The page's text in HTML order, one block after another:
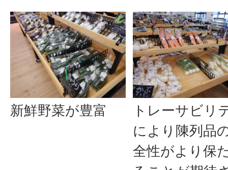
新鮮野菜が豊富
トレーサビリ
により陳列品
全性がより保